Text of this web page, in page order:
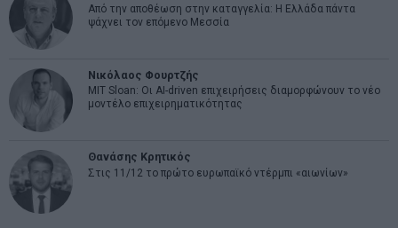
Από την αποθέωση στην καταγγελία: Η Ελλάδα πάντα
ψάχνει τον επόμενο Μεσσία
Νικόλαος Φουρτζής
MIT Sloan: Οι AI-driven επιχειρήσεις διαμορφώνουν το νέο
μοντέλο επιχειρηματικότητας
Θανάσης Κρητικός
Στις 11/12 το πρώτο ευρωπαϊκό ντέρμπι «αιωνίων»